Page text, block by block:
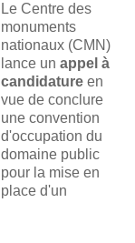
Le Centre des
monuments
nationaux (CMN)
lance un appel à
candidature en
vue de conclure
une convention
d'occupation du
domaine public
pour la mise en
place d'un